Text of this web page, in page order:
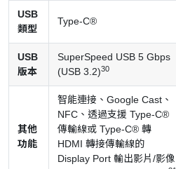
USB
類型
Type-C®
USB
版本
SuperSpeed USB 5 Gbps
(USB 3.2)30
其他
功能
智能連接、Google Cast、
NFC、透過支援 Type-C®
傳輸線或 Type-C® 轉
HDMI 轉接傳輸線的
Display Port 輸出影片/影像